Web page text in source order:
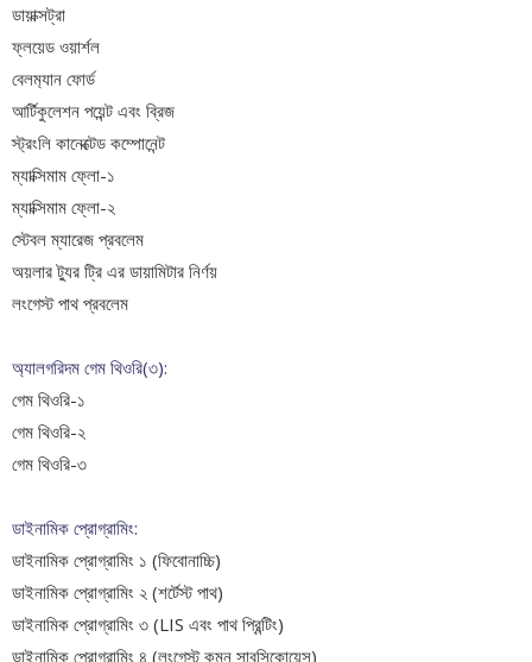
ডায়াক্সট্রা
ফ্লয়েড ওয়ার্শল
বেলম‍্যান ফোর্ড
আর্টিকুলেশন পয়েন্ট এবং ব্রিজ
স্ট্রংলি কানেক্টেড কম্পোনেন্ট
ম্যাক্সিমাম ফ্লো-১
ম্যাক্সিমাম ফ্লো-২
স্টেবল ম্যারেজ প্রবলেম
অয়লার ট্যুর ট্রি এর ডায়ামিটার নির্ণয়
লংগেস্ট পাথ প্রবলেম
অ্যালগরিদম গেম থিওরি(৩):
গেম থিওরি-১
গেম থিওরি-২
গেম থিওরি-৩
ডাইনামিক প্রোগ্রামিং:
ডাইনামিক প্রোগ্রামিং ১ (ফিবোনাচ্চি)
ডাইনামিক প্রোগ্রামিং ২ (শর্টেস্ট পাথ)
ডাইনামিক প্রোগ্রামিং ৩ (LIS এবং পাথ প্রিন্টিং)
ডাইনামিক প্রোগ্রামিং ৪ (লংগেস্ট কমন সাবসিকোয়েন্স)